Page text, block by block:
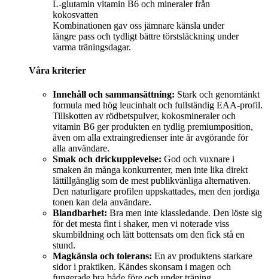
Kombinationen gav oss jämnare känsla under
längre pass och tydligt bättre törstsläckning under
varma träningsdagar.
Våra kriterier
Innehåll och sammansättning: Stark och genomtänkt
formula med hög leucinhalt och fullständig EAA-profil.
Tillskotten av rödbetspulver, kokosmineraler och
vitamin B6 ger produkten en tydlig premiumposition,
även om alla extraingredienser inte är avgörande för
alla användare.
Smak och drickupplevelse: God och vuxnare i
smaken än många konkurrenter, men inte lika direkt
lättillgänglig som de mest publikvänliga alternativen.
Den naturligare profilen uppskattades, men den jordiga
tonen kan dela användare.
Blandbarhet: Bra men inte klassledande. Den löste sig
för det mesta fint i shaker, men vi noterade viss
skumbildning och lätt bottensats om den fick stå en
stund.
Magkänsla och tolerans: En av produktens starkare
sidor i praktiken. Kändes skonsam i magen och